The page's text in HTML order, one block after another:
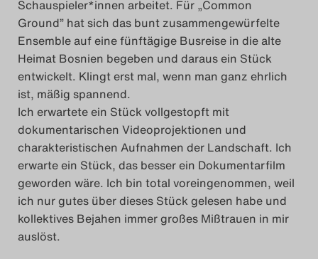
Schauspieler*innen arbeitet. Für „Common
Ground” hat sich das bunt zusammengewürfelte
Ensemble auf eine fünftägige Busreise in die alte
Heimat Bosnien begeben und daraus ein Stück
entwickelt. Klingt erst mal, wenn man ganz ehrlich
ist, mäßig spannend.
Ich erwartete ein Stück vollgestopft mit
dokumentarischen Videoprojektionen und
charakteristischen Aufnahmen der Landschaft. Ich
erwarte ein Stück, das besser ein Dokumentarfilm
geworden wäre. Ich bin total voreingenommen, weil
ich nur gutes über dieses Stück gelesen habe und
kollektives Bejahen immer großes Mißtrauen in mir
auslöst.